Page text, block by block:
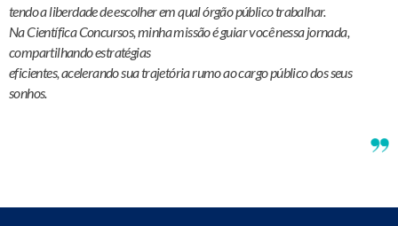
tendo a liberdade de escolher em qual órgão público trabalhar.
Na Científica Concursos, minha missão é guiar você nessa jornada,
compartilhando estratégias
eficientes, acelerando sua trajetória rumo ao cargo público dos seus
sonhos.